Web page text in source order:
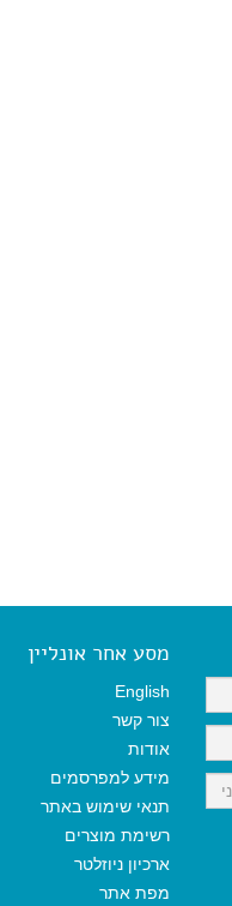
מסע אחר אונליין
English
צור קשר
אודות
מידע למפרסמים
תנאי שימוש באתר
רשימת מוצרים
ארכיון ניוזלטר
מפת אתר